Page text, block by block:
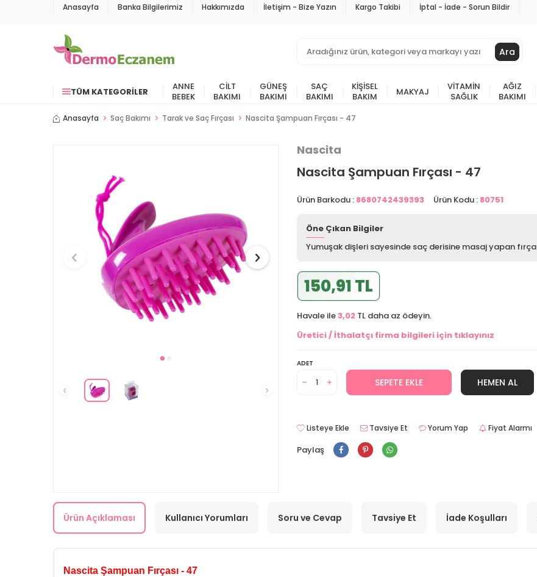
Anasayfa Banka Bilgilerimiz Hakkımızda İletişim - Bize Yazın Kargo Takibi İptal - İade - Sorun Bildir
Ara
TÜM KATEGORILER
ANNE
BEBEK
CILT
BAKIMI
GÜNEŞ
BAKIMI
SAÇ
BAKIMI
KIŞISEL
BAKIM
MAKYAJ
VITAMIN
SAĞLIK
AĞIZ
BAKIMI
Anasayfa Saç Bakımı Tarak ve Saç Fırçası Nascita Şampuan Fırçası - 47
Nascita
Nascita Şampuan Fırçası - 47
Ürün Barkodu : 8680742439393 Ürün Kodu : 80751
Öne Çıkan Bilgiler
Yumuşak dişleri sayesinde saç derisine masaj yapan fırça
150,91 TL
Havale ile3,02 TL daha az ödeyin.
Üretici / İthalatçı firma bilgileri için tıklayınız
ADET
SEPETE EKLE HEMEN AL
Listeye Ekle Tavsiye Et Yorum Yap Fiyat Alarmı
Paylaş
Ürün Açıklaması Kullanıcı Yorumları Soru ve Cevap Tavsiye Et İade Koşulları
Nascita Şampuan Fırçası - 47